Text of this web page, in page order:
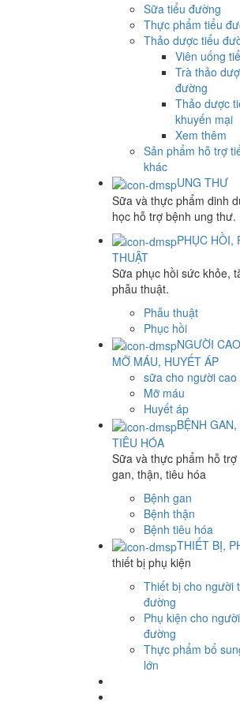
Sữa tiểu đường
Thực phẩm tiểu
Thảo dược tiểu
Viên uống
Trà thảo
đường
Thảo dược
khuyến mại
Xem thêm
Sản phẩm hỗ trợ
khác
UNG THƯ
Sữa và thực phẩm dinh
học hỗ trợ bệnh ung thư.
PHỤC HỒI,
THUẬT
Sữa phục hồi sức khỏe,
phẫu thuật.
Phẫu thuật
Phục hồi
NGƯỜI
MỠ MÁU, HUYẾT ÁP
sữa cho người cao
Mỡ máu
Huyết áp
BỆNH
TIÊU HÓA
Sữa và thực phẩm hỗ trợ
gan, thận, tiêu hóa
Bệnh gan
Bệnh thận
Bệnh tiêu hóa
THIẾT BỊ,
thiết bị phụ kiện
Thiết bị cho người
đường
Phụ kiện cho
đường
Thực phẩm bổ
lớn